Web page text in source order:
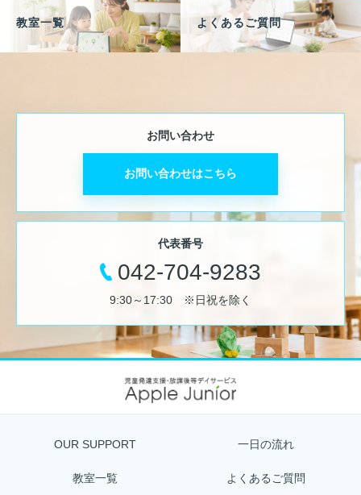
教室一覧 よくあるご質問
お問い合わせ
お問い合わせはこちら
代表番号
042-704-9283
9:30～17:30 ※日祝を除く
OUR SUPPORT 一日の流れ
教室一覧 よくあるご質問